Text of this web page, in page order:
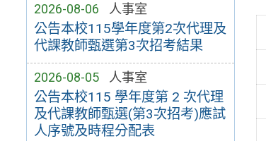
2026-08-06 人事室
公告本校115學年度第2次代理及
代課教師甄選第3次招考結果
2026-08-05 人事室
公告本校115 學年度第 2 次代理
及代課教師甄選(第3次招考)應試
人序號及時程分配表